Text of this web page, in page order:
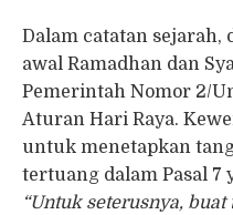
Dalam catatan
awal Ramadhan dan
Pemerintah Nomor 2/
Aturan Hari Raya.
untuk menetapkan
tertuang dalam Pasal 7
“Untuk seterusnya,